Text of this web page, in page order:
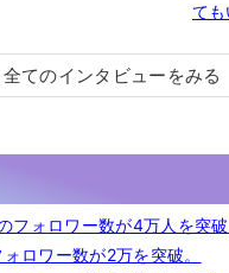
ても
全てのインタビューをみる
ォロワー数が4万人を突破
ワー数が2万を突破。